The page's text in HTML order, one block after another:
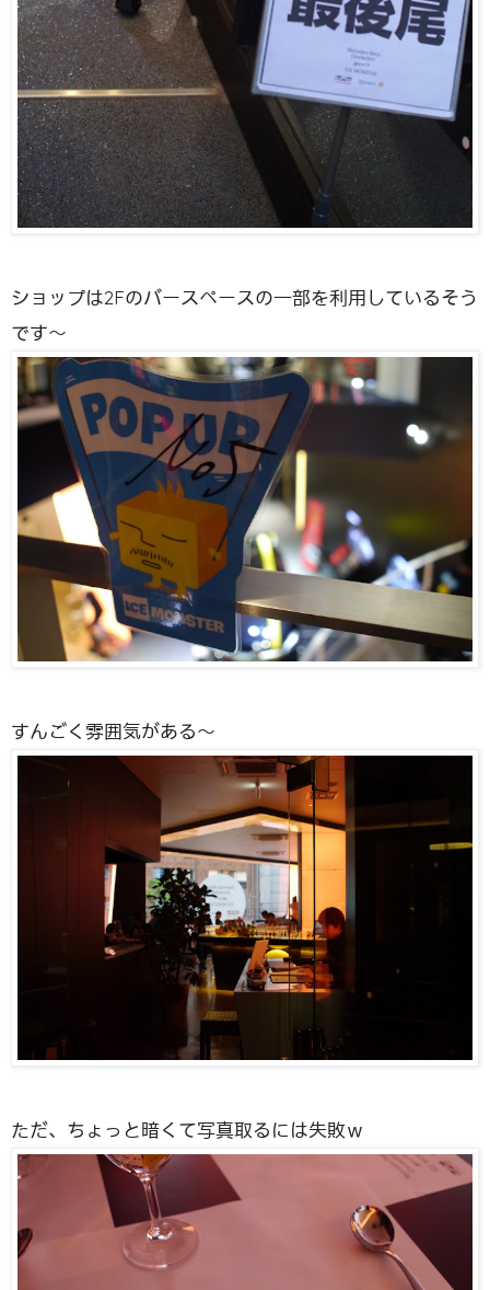
ショップは2Fのバースペースの一部を利用しているそう
です〜
すんごく雰囲気がある〜
ただ、ちょっと暗くて写真取るには失敗ｗ